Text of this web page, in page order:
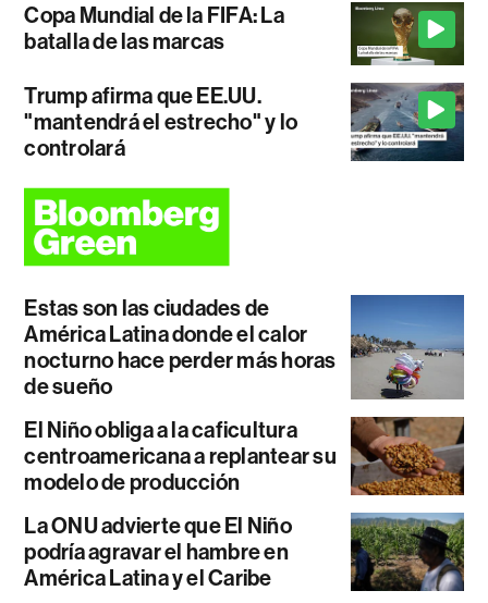
Copa Mundial de la FIFA: La
batalla de las marcas
Trump afirma que EE.UU.
"mantendrá el estrecho" y lo
controlará
Estas son las ciudades de
América Latina donde el calor
nocturno hace perder más horas
de sueño
El Niño obliga a la caficultura
centroamericana a replantear su
modelo de producción
La ONU advierte que El Niño
podría agravar el hambre en
América Latina y el Caribe